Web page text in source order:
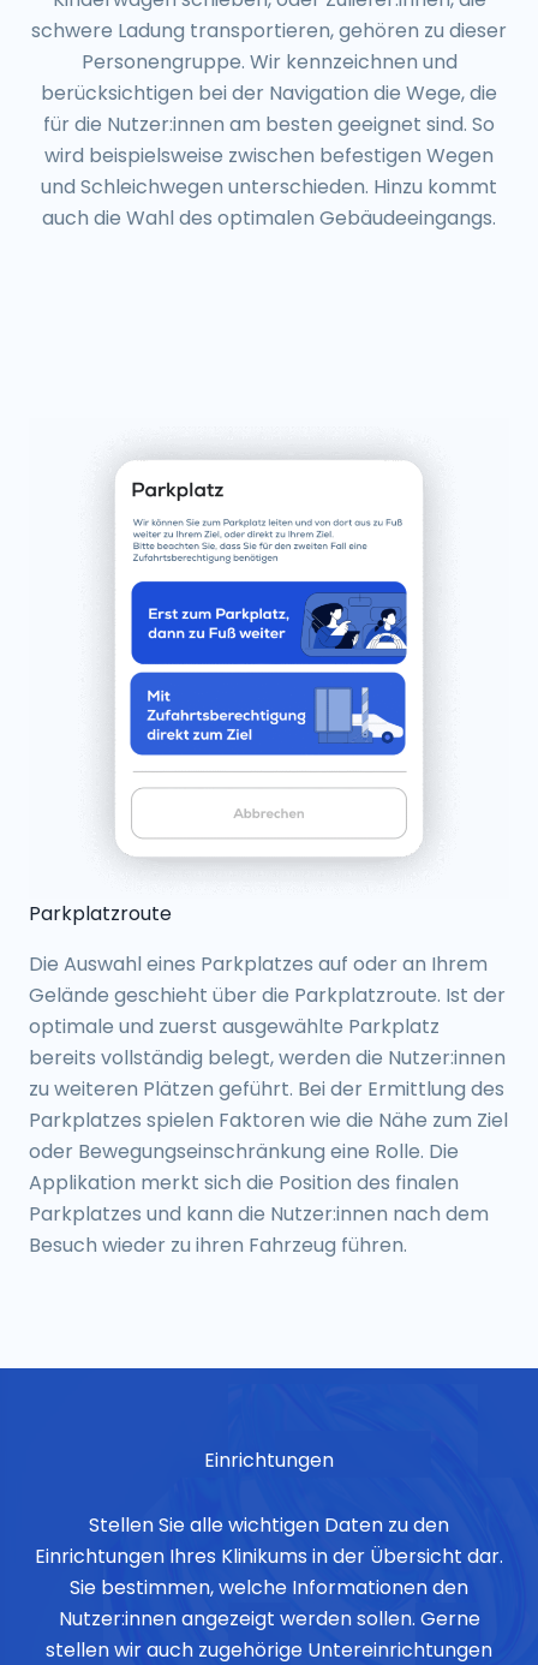
schwere Ladung transportieren, gehören zu dieser
Personengruppe. Wir kennzeichnen und
berücksichtigen bei der Navigation die Wege, die
für die Nutzer:innen am besten geeignet sind. So
wird beispielsweise zwischen befestigen Wegen
und Schleichwegen unterschieden. Hinzu kommt
auch die Wahl des optimalen Gebäudeeingangs.
Parkplatzroute
Die Auswahl eines Parkplatzes auf oder an Ihrem
Gelände geschieht über die Parkplatzroute. Ist der
optimale und zuerst ausgewählte Parkplatz
bereits vollständig belegt, werden die Nutzer:innen
zu weiteren Plätzen geführt. Bei der Ermittlung des
Parkplatzes spielen Faktoren wie die Nähe zum Ziel
oder Bewegungseinschränkung eine Rolle. Die
Applikation merkt sich die Position des finalen
Parkplatzes und kann die Nutzer:innen nach dem
Besuch wieder zu ihren Fahrzeug führen.
Einrichtungen
Stellen Sie alle wichtigen Daten zu den
Einrichtungen Ihres Klinikums in der Übersicht dar.
Sie bestimmen, welche Informationen den
Nutzer:innen angezeigt werden sollen. Gerne
stellen wir auch zugehörige Untereinrichtungen